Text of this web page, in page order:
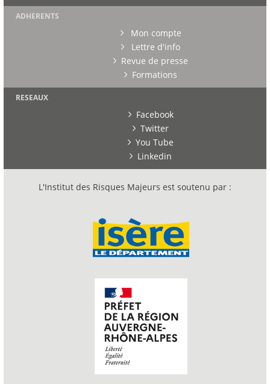
ADHERENTS
Mon compte
Lettre d'info
Revue de presse
Formations
RESEAUX
Facebook
Twitter
You Tube
Linkedin
L'Institut des Risques Majeurs est soutenu par :